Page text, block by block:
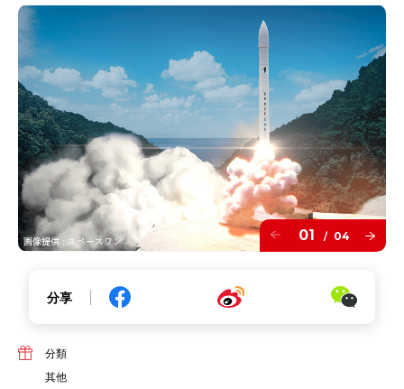
01 / 04
分享
分類
其他